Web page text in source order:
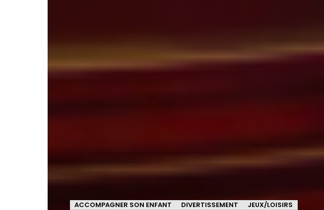
ACCOMPAGNER SON ENFANT DIVERTISSEMENT JEUX/LOISIRS